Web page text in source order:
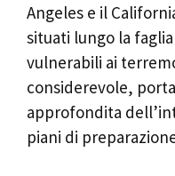
Angeles e il
situati lungo la
vulnerabili ai
considerevole,
approfondita
piani di